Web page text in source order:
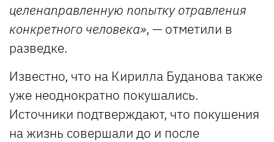
целенаправленную попытку отравления
конкретного человека», — отметили в
разведке.
Известно, что на Кирилла Буданова также
уже неоднократно покушались.
Источники подтверждают, что покушения
на жизнь совершали до и после